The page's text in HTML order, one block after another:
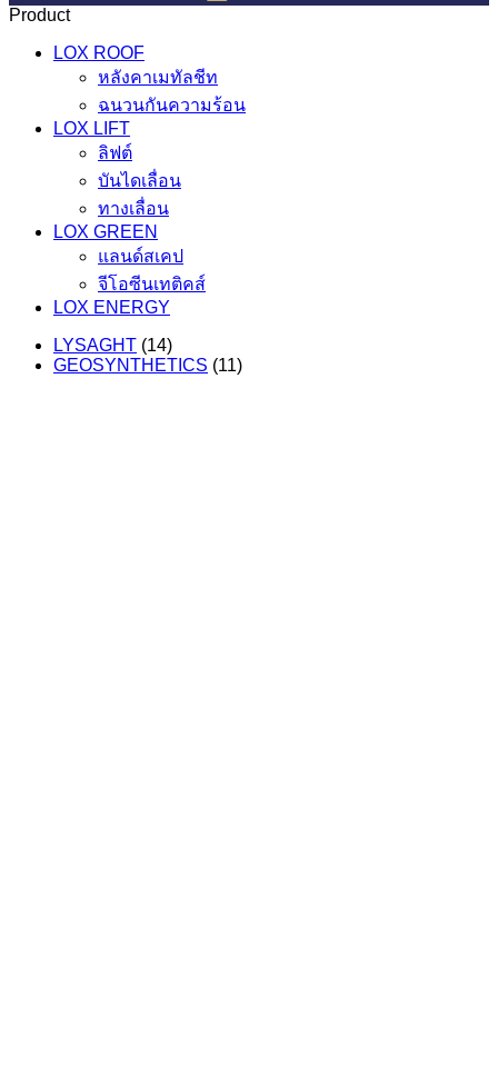
Product
LOX ROOF
หลังคาเมทัลชีท
ฉนวนกันความร้อน
LOX LIFT
ลิฟต์
บันไดเลื่อน
ทางเลื่อน
LOX GREEN
แลนด์สเคป
จีโอซีนเทติคส์
LOX ENERGY
LYSAGHT (14)
GEOSYNTHETICS (11)